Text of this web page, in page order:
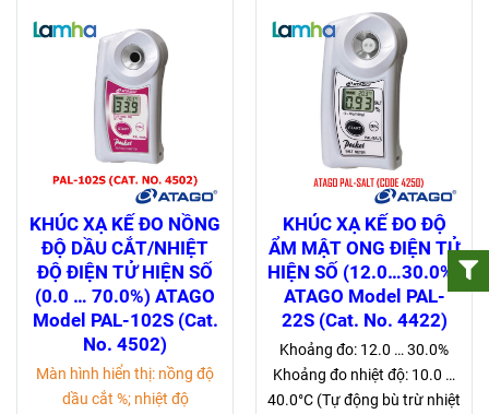
KHÚC XẠ KẾ ĐO NỒNG
ĐỘ DẦU CẮT/NHIỆT
ĐỘ ĐIỆN TỬ HIỆN SỐ
(0.0 … 70.0%) ATAGO
Model PAL-102S (Cat.
No. 4502)
Màn hình hiển thị: nồng độ
dầu cắt %; nhiệt độ
KHÚC XẠ KẾ ĐO ĐỘ
ẨM MẬT ONG ĐIỆN TỬ
HIỆN SỐ (12.0…30.0%)
ATAGO Model PAL-
22S (Cat. No. 4422)
Khoảng đo: 12.0 … 30.0%
Khoảng đo nhiệt độ: 10.0 …
40.0°C (Tự động bù trừ nhiệt